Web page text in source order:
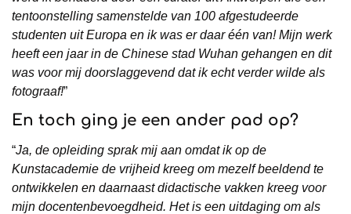
tentoonstelling samenstelde van 100 afgestudeerde
studenten uit Europa en ik was er daaréén van! Mijn werk
heeft een jaar in de Chinese stad Wuhan gehangen en dit
was voor mij doorslaggevend dat ik echt verder wilde als
fotograaf!”
En toch ging je een ander pad op?
“Ja, de opleiding sprak mij aan omdat ik op de
Kunstacademie de vrijheid kreeg om mezelf beeldend te
ontwikkelen en daarnaast didactische vakken kreeg voor
mijn docentenbevoegdheid. Het is een uitdaging om als